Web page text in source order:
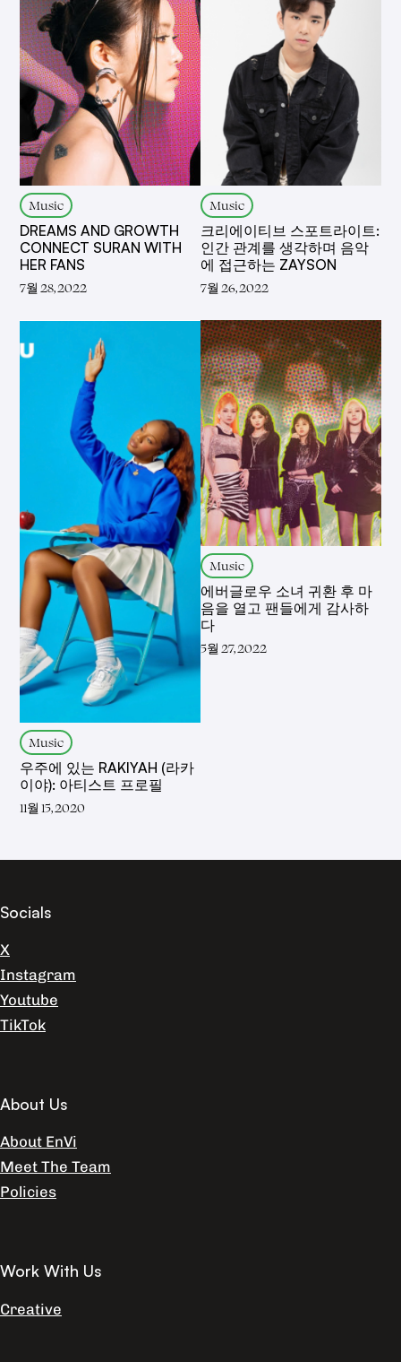
Music
DREAMS AND GROWTH
CONNECT SURAN WITH
HER FANS
7월 28, 2022
Music
크리에이티브 스포트라이트:
인간 관계를 생각하며 음악
에 접근하는 ZAYSON
7월 26, 2022
Music
우주에 있는 RAKIYAH (라카
이야): 아티스트 프로필
11월 15, 2020
Music
에버글로우 소녀 귀환 후 마
음을 열고 팬들에게 감사하
다
5월 27, 2022
Socials
X
Instagram
Youtube
TikTok
About Us
About EnVi
Meet The Team
Policies
Work With Us
Creative